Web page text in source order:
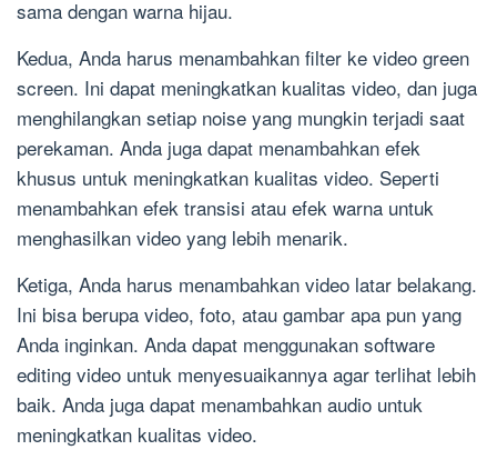
sama dengan warna hijau.
Kedua, Anda harus menambahkan filter ke video green
screen. Ini dapat meningkatkan kualitas video, dan juga
menghilangkan setiap noise yang mungkin terjadi saat
perekaman. Anda juga dapat menambahkan efek
khusus untuk meningkatkan kualitas video. Seperti
menambahkan efek transisi atau efek warna untuk
menghasilkan video yang lebih menarik.
Ketiga, Anda harus menambahkan video latar belakang.
Ini bisa berupa video, foto, atau gambar apa pun yang
Anda inginkan. Anda dapat menggunakan software
editing video untuk menyesuaikannya agar terlihat lebih
baik. Anda juga dapat menambahkan audio untuk
meningkatkan kualitas video.